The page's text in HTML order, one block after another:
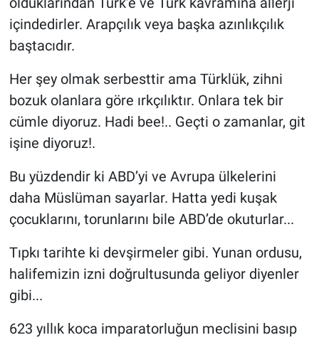
içindedirler. Arapçılık veya başka azınlıkçılık
baştacıdır.
Her şey olmak serbesttir ama Türklük, zihni
bozuk olanlara göre ırkçılıktır. Onlara tek bir
cümle diyoruz. Hadi bee!.. Geçti o zamanlar, git
işine diyoruz!.
Bu yüzdendir ki ABD’yi ve Avrupa ülkelerini
daha Müslüman sayarlar. Hatta yedi kuşak
çocuklarını, torunlarını bile ABD’de okuturlar...
Tıpkı tarihte ki devşirmeler gibi. Yunan ordusu,
halifemizin izni doğrultusunda geliyor diyenler
gibi...
623 yıllık koca imparatorluğun meclisini basıp